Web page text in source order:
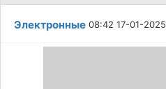
Электронные 08:42 17-01-2025